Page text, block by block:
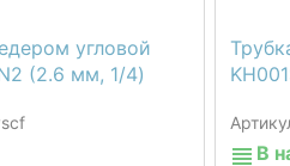
угловой
(2.6 мм, 1/4)
В